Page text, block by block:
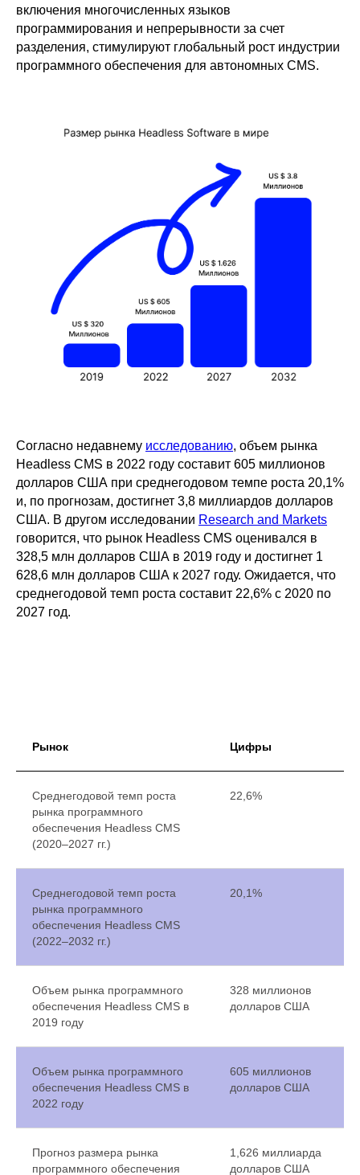
включения многочисленных языков
программирования и непрерывности за счет
разделения, стимулируют глобальный рост индустрии
программного обеспечения для автономных CMS.
Согласно недавнему исследованию, объем рынка
Headless CMS в 2022 году составит 605 миллионов
долларов США при среднегодовом темпе роста 20,1%
и, по прогнозам, достигнет 3,8 миллиардов долларов
США. В другом исследовании Research and Markets
говорится, что рынок Headless CMS оценивался в
328,5 млн долларов США в 2019 году и достигнет 1
628,6 млн долларов США к 2027 году. Ожидается, что
среднегодовой темп роста составит 22,6% с 2020 по
2027 год.
Рынок Цифры
Среднегодовой темп роста
рынка программного
обеспечения Headless CMS
(2020–2027 гг.)
22,6%
Среднегодовой темп роста
рынка программного
обеспечения Headless CMS
(2022–2032 гг.)
20,1%
Объем рынка программного
обеспечения Headless CMS в
2019 году
328 миллионов
долларов США
Объем рынка программного
обеспечения Headless CMS в
2022 году
605 миллионов
долларов США
Прогноз размера рынка
программного обеспечения
1,626 миллиарда
долларов США